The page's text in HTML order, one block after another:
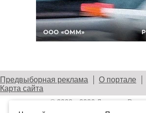
Предвыборная реклама О портале
Карта сайта
© 2003—2026 Лениздат.Ру
—
портал медиасообщества